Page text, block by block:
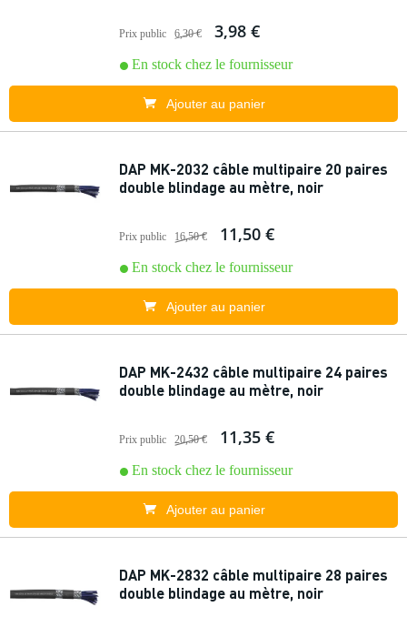
Prix public 6,30 € 3,98 €
En stock chez le fournisseur
Ajouter au panier
DAP MK-2032 câble multipaire 20 paires
double blindage au mètre, noir
Prix public 16,50 € 11,50 €
En stock chez le fournisseur
Ajouter au panier
DAP MK-2432 câble multipaire 24 paires
double blindage au mètre, noir
Prix public 20,50 € 11,35 €
En stock chez le fournisseur
Ajouter au panier
DAP MK-2832 câble multipaire 28 paires
double blindage au mètre, noir